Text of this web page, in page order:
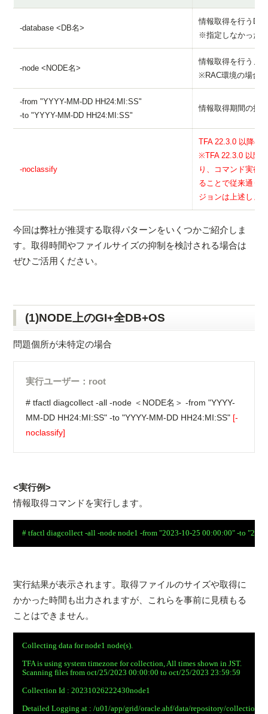
-database <DB名>
情報取得を行うDB
※指定しなかった
-node <NODE名>
情報取得を行うノ
※RAC環境の場合
-from "YYYY-MM-DD HH24:MI:SS"
-to "YYYY-MM-DD HH24:MI:SS"
情報取得期間の指
-noclassify
TFA 22.3.0 以降の
※TFA 22.3.0 以降
り、コマンド実行
ることで従来通り
ジョンは上述しま
今回は弊社が推奨する取得パターンをいくつかご紹介しま
す。取得時間やファイルサイズの抑制を検討される場合は
ぜひご活用ください。
(1)NODE上のGI+全DB+OS
問題個所が未特定の場合
実行ユーザー：root
# tfactl diagcollect -all -node ＜NODE名＞ -from "YYYY-
MM-DD HH24:MI:SS" -to "YYYY-MM-DD HH24:MI:SS" [-
noclassify]
<実行例>
情報取得コマンドを実行します。
実行結果が表示されます。取得ファイルのサイズや取得に
かかった時間も出力されますが、これらを事前に見積もる
ことはできません。
Collecting data for node1 node(s).
TFA is using system timezone for collection, All times shown in JST.
Scanning files from oct/25/2023 00:00:00 to oct/25/2023 23:59:59
Collection Id : 20231026222430node1
Detailed Logging at : /u01/app/grid/oracle.ahf/data/repository/